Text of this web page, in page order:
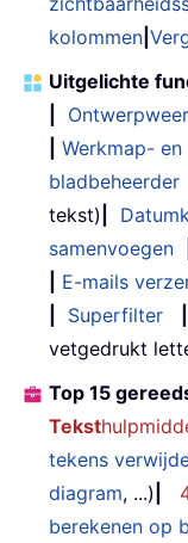
kolommen
Uitgelichte
Werkmap- en
bladbeheerder
tekst)
samenvoegen
E-mails
Superfilter
vetgedrukt
Top 15
Tekst
tekens
diagram, ...)
berekenen op